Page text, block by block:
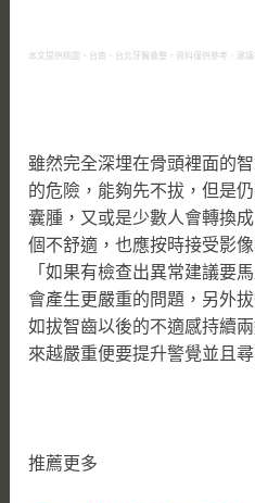
本文提供桃園、台南、台北牙醫彙整，資料僅供參考，建議
雖然完全深埋在骨頭裡面的
的危險，能夠先不拔，但是
囊腫，又或是少數人會轉換
個不舒適，也應按時接受影
「如果有檢查出異常建議要
會產生更嚴重的問題，另外
如拔智齒以後的不適感持續
來越嚴重便要提升警覺並且
推薦更多